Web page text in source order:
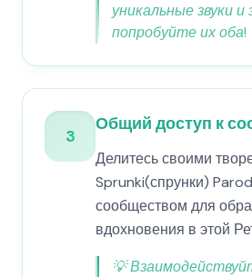
уникальные звуки и
попробуйте их оба!
3
Общий доступ к
Делитесь своими
Sprunki(спрунки)
сообществом для
вдохновения в этой
💡